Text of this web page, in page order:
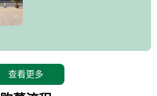
查看更多